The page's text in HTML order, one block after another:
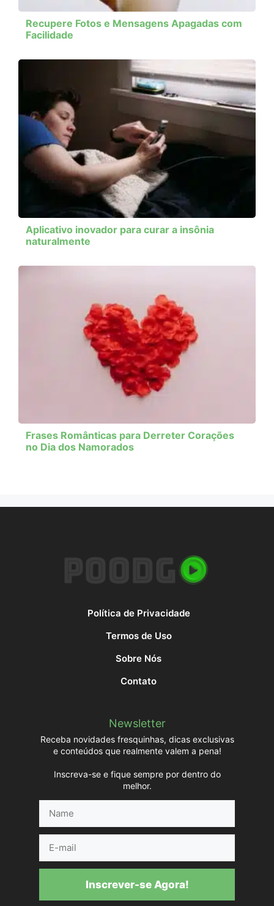
Recupere Fotos e Mensagens Apagadas com
Facilidade
Aplicativo inovador para curar a insônia
naturalmente
Frases Românticas para Derreter Corações
no Dia dos Namorados
Política de Privacidade
Termos de Uso
Sobre Nós
Contato
Newsletter
Receba novidades fresquinhas, dicas exclusivas
e conteúdos que realmente valem a pena!
Inscreva-se e fique sempre por dentro do
melhor.
mail
Inscrever-se Agora!